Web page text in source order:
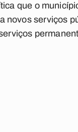
que o
novos serviços